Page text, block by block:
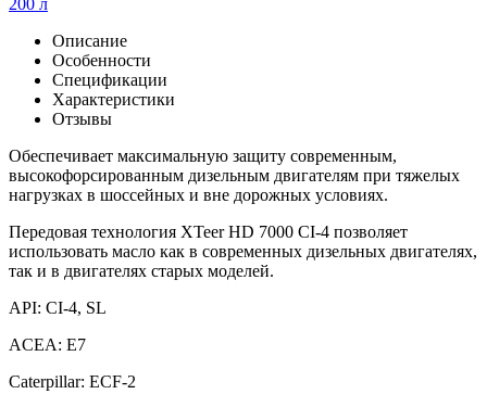
Описание
Особенности
Спецификации
Характеристики
Отзывы
Обеспечивает максимальную защиту современным,
высокофорсированным дизельным двигателям при тяжелых
нагрузках в шоссейных и вне дорожных условиях.
Передовая технология XTeer HD 7000 CI-4 позволяет
использовать масло как в современных дизельных двигателях,
так и в двигателях старых моделей.
API: CI-4, SL
ACEA: E7
Caterpillar: ECF-2